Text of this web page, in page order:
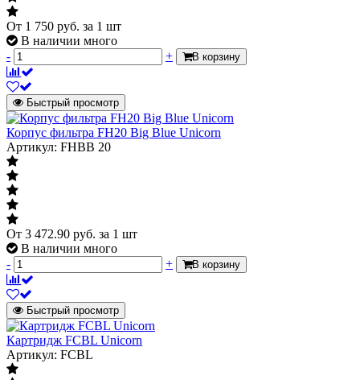
От 1 750 руб. за 1 шт
В наличии много
-
+ В корзину
Быстрый просмотр
Корпус фильтра FH20 Big Blue Unicorn
Артикул: FHBB 20
От 3 472.90 руб. за 1 шт
В наличии много
-
+ В корзину
Быстрый просмотр
Картридж FCBL Unicorn
Артикул: FCBL